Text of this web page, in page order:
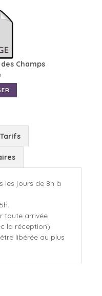
Champs
Tarifs
les jours de 8h à
toute arrivée
la réception)
libérée au plus